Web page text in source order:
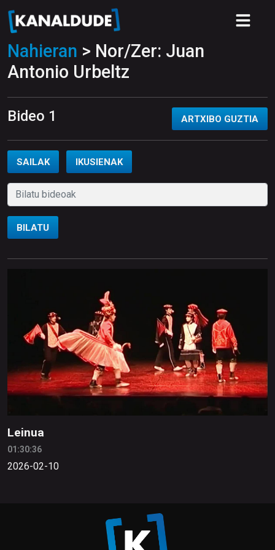
Nahieran > Nor/Zer: Juan
Antonio Urbeltz
Bideo 1 ARTXIBO GUZTIA
SAILAK IKUSIENAK
BILATU
Leinua
01:30:36
2026-02-10